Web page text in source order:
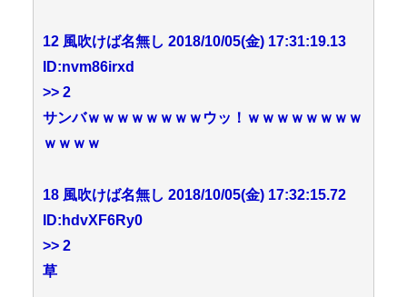
12 風吹けば名無し 2018/10/05(金) 17:31:19.13
ID:nvm86irxd
>> 2
サンバｗｗｗｗｗｗｗｗウッ！ｗｗｗｗｗｗｗｗ
ｗｗｗｗ
18 風吹けば名無し 2018/10/05(金) 17:32:15.72
ID:hdvXF6Ry0
>> 2
草